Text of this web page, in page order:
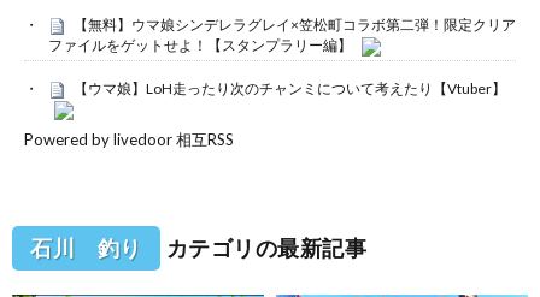
【無料】ウマ娘シンデレラグレイ×笠松町コラボ第二弾！限定クリア
ファイルをゲットせよ！【スタンプラリー編】
【ウマ娘】LoH走ったり次のチャンミについて考えたり【Vtuber】
Powered by livedoor 相互RSS
石川 釣り カテゴリの最新記事